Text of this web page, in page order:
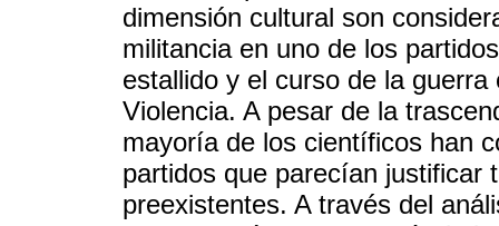
dimensión cultural son
militancia en uno de los
estallido y el curso de la
Violencia. A pesar de la
mayoría de los científicos han
partidos que parecían justificar
preexistentes. A través del